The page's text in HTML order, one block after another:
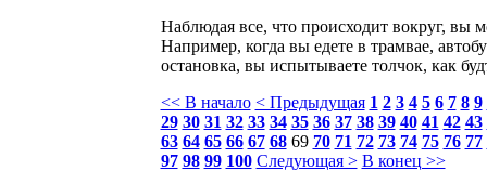
Наблюдая все, что происходит вокруг, вы
Например, когда вы едете в трамвае,
остановка, вы испытываете толчок, как
<< В начало < Предыдущая 1 2 3 4 5 6 7 8 9
29 30 31 32 33 34 35 36 37 38 39 40 41 42 43
63 64 65 66 67 68 69 70 71 72 73 74 75 76 77
97 98 99 100 Следующая > В конец >>